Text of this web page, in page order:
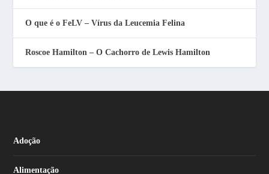
O que é o FeLV – Vírus da Leucemia Felina
Roscoe Hamilton – O Cachorro de Lewis Hamilton
Adoção
Alimentação